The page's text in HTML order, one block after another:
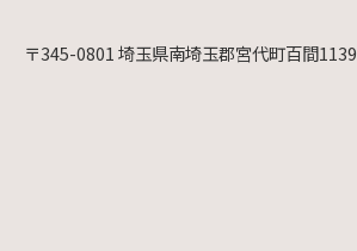
〒345-0801 埼玉県南埼玉郡宮代町百間1139